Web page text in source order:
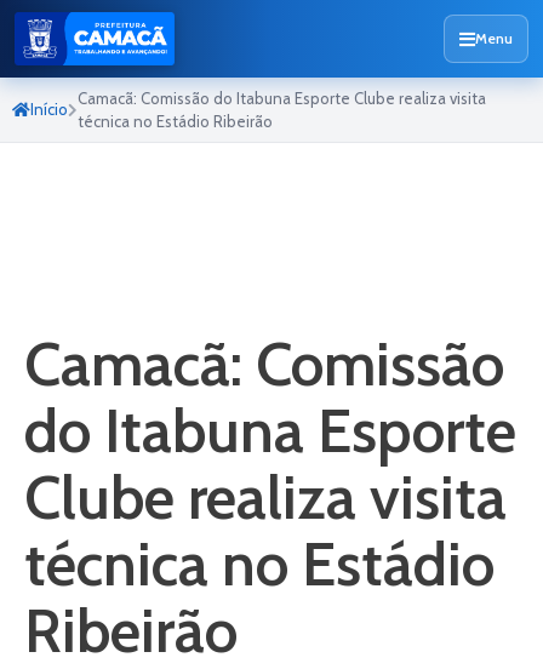
Menu
Início
Camacã: Comissão do Itabuna Esporte Clube realiza visita
técnica no Estádio Ribeirão
Camacã: Comissão
do Itabuna Esporte
Clube realiza visita
técnica no Estádio
Ribeirão